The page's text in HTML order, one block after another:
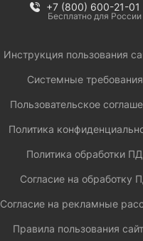
+7 (800) 600-21-01
Бесплатно для России
Инструкция пользования
Системные требования
Пользовательское
Политика
Политика обработки ПД
Согласие на обработку
Согласие на рекламные
Правила пользования